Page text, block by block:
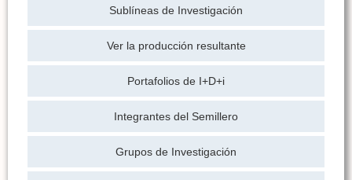
Sublíneas de Investigación
Ver la producción resultante
Portafolios de I+D+i
Integrantes del Semillero
Grupos de Investigación